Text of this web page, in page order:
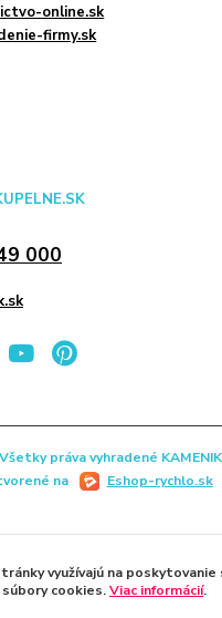
online.sk
firmy.sk
000
práva vyhradené
na
Eshop-rychlo.sk
využívajú na poskytovanie
súbory cookies.Viac informácií.